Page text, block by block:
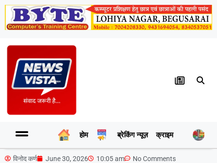
होम ब्रेकिंग न्यूज़ क्राइम
विनोद कर्ण June 30, 2026 10:05 am No Comments